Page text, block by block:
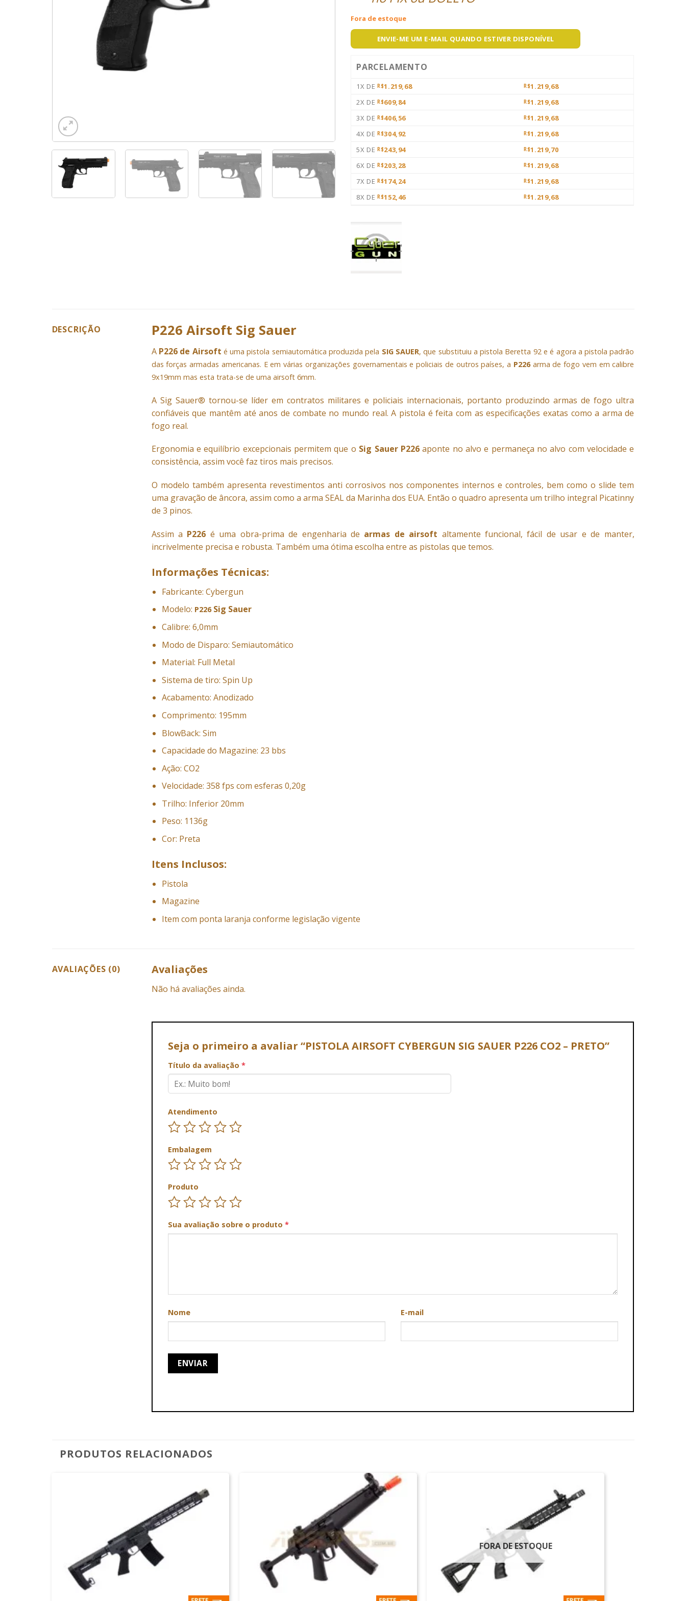
Fora de estoque
ENVIE-ME UM E-MAIL QUANDO ESTIVER DISPONÍVEL
PARCELAMENTO
1X DE R$1.219,68 R$1.219,68
2X DE R$609,84 R$1.219,68
3X DE R$406,56 R$1.219,68
4X DE R$304,92 R$1.219,68
5X DE R$243,94 R$1.219,70
6X DE R$203,28 R$1.219,68
7X DE R$174,24 R$1.219,68
8X DE R$152,46 R$1.219,68
DESCRIÇÃO P226 Airsoft Sig Sauer
A P226 de Airsoft é uma pistola semiautomática produzida pela SIG SAUER, que substituiu a pistola Beretta 92 e é agora a pistola padrão
das forças armadas americanas. E em várias organizações governamentais e policiais de outros países, a P226arma de fogo vem em calibre
9x19mm mas esta trata-se de uma airsoft 6mm.
A Sig Sauer® tornou-se líder em contratos militares e policiais internacionais, portanto produzindo armas de fogo ultra
confiáveis ​​que mantêm até anos de combate no mundo real. A pistola é feita com as especificações exatas como a arma de
fogo real.
Ergonomia e equilíbrio excepcionais permitem que o Sig Sauer P226aponte no alvo e permaneça no alvo com velocidade e
consistência, assim você faz tiros mais precisos.
O modelo também apresenta revestimentos anti corrosivos nos componentes internos e controles, bem como o slide tem
uma gravação de âncora, assim como a arma SEAL da Marinha dos EUA. Então o quadro apresenta um trilho integral Picatinny
de 3 pinos.
Assim a P226 é uma obra-prima de engenharia de armas de airsoft altamente funcional, fácil de usar e de manter,
incrivelmente precisa e robusta. Também uma ótima escolha entre as pistolas que temos.
Informações Técnicas:
Fabricante: Cybergun
Modelo: P226 Sig Sauer
Calibre: 6,0mm
Modo de Disparo: Semiautomático
Material: Full Metal
Sistema de tiro: Spin Up
Acabamento: Anodizado
Comprimento: 195mm
BlowBack: Sim
Capacidade do Magazine: 23 bbs
Ação: CO2
Velocidade: 358 fps com esferas 0,20g
Trilho: Inferior 20mm
Peso: 1136g
Cor: Preta
Itens Inclusos:
Pistola
Magazine
Item com ponta laranja conforme legislação vigente
AVALIAÇÕES (0) Avaliações
Não há avaliações ainda.
Seja o primeiro a avaliar “PISTOLA AIRSOFT CYBERGUN SIG SAUER P226 CO2 – PRETO”
Título da avaliação *
Atendimento
Embalagem
Produto
Sua avaliação sobre o produto *
Nome E-mail
PRODUTOS RELACIONADOS
FORA DE ESTOQUE